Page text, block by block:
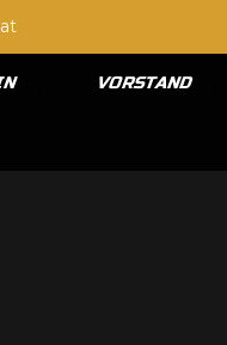
VORSTAND